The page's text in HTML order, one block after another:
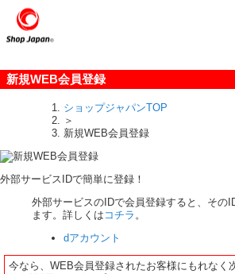
新規WEB会員登録
ショップジャパンTOP
＞
新規WEB会員登録
外部サービスIDで簡単に登録！
外部サービスのIDで会員登録すると、その
ます。詳しくは コチラ 。
dアカウント
今なら、WEB会員登録されたお客様にもれなく